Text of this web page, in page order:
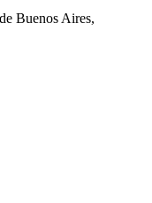
Buenos Aires,